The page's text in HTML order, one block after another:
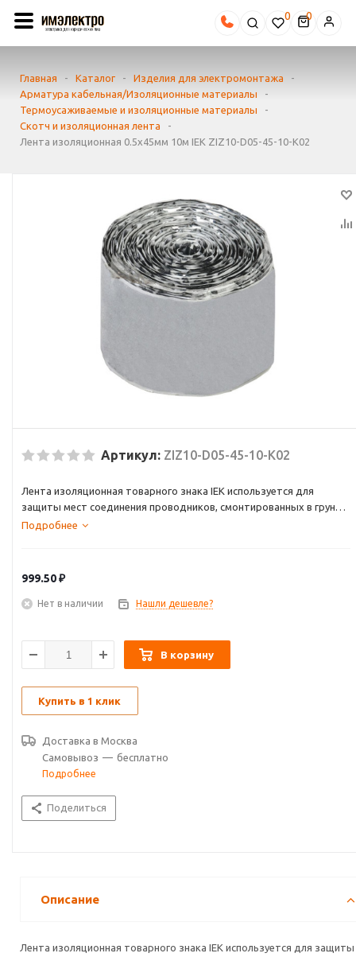
0
Главная - Каталог - Изделия для электромонтажа
-
Арматура кабельная/Изоляционные материалы
-
Термоусаживаемые и изоляционные материалы
-
Скотч и изоляционная лента
-
Лента изоляционная 0.5х45мм 10м IEK ZIZ10-D05-45-10-K02
Артикул: ZIZ10-D05-45-10-K02
Лента изоляционная товарного знака IEK используется для
защиты мест соединения проводников, смонтированных в грунте,
от попадания влаги и образования коррозии в местах соединения
Подробнее
999.50₽
Нет в наличии Нашли дешевле?
В корзину
Купить в 1 клик
Доставка в Москва
Самовывоз — бесплатно
Подробнее
Поделиться
Описание
Лента изоляционная товарного знака IEK используется для защиты